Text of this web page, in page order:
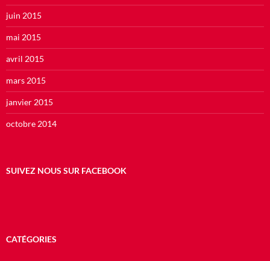
juin 2015
mai 2015
avril 2015
mars 2015
janvier 2015
octobre 2014
SUIVEZ NOUS SUR FACEBOOK
CATÉGORIES